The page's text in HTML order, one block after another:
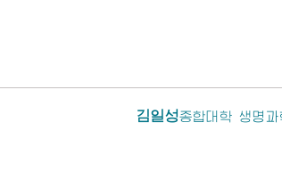
김일성종합대학 생명